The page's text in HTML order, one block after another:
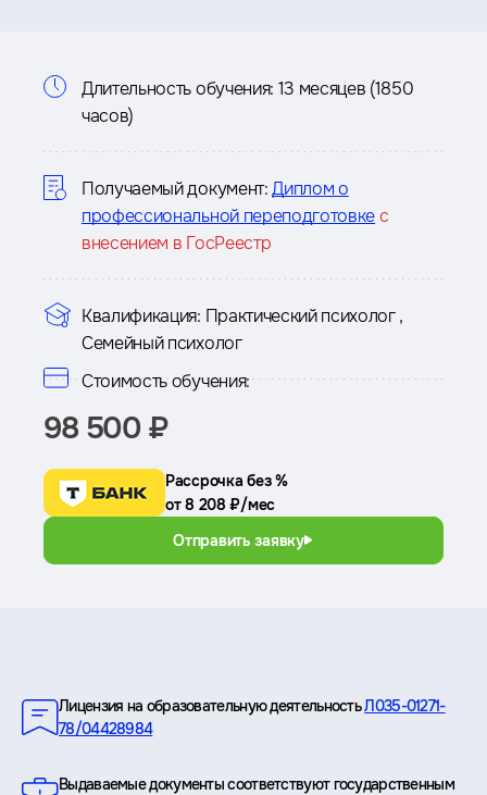
Информация
курсе
Длительность обучения: 13 месяцев (1850
часов)
Получаемый документ: Диплом о
профессиональной переподготовкес
внесением в ГосРеестр
Квалификация: Практический психолог ,
Семейный психолог
Стоимость обучения:
98 500 ₽
Рассрочка без %
от 8 208 ₽/мес
Отправить заявку
Лицензия на образовательную деятельностьЛ035-01271-
78/04428984
Выдаваемые документы соответствуют государственным